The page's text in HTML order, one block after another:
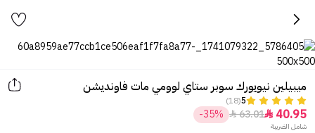
ميبيلين نيويورك سوبر ستاي لوومي مات فاونديشن
5
(18)
40.95

63.01

-35%
شامل الضريبة